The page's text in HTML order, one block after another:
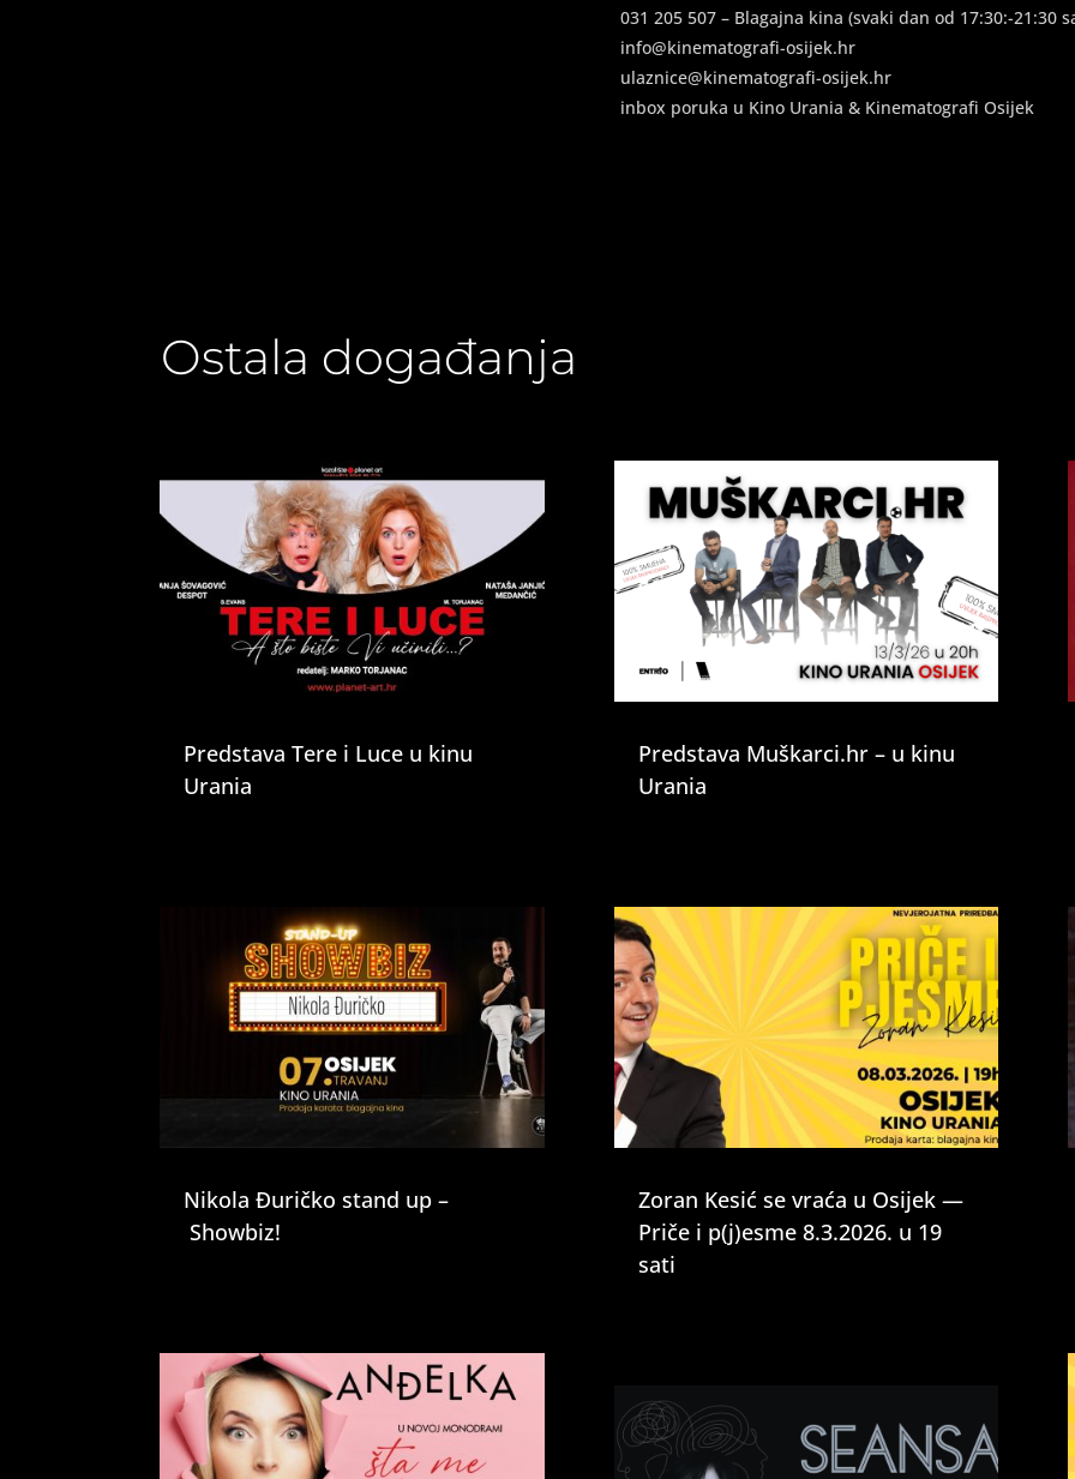
031 205 507 – Blagajna kina (svaki dan od 17:30:-21:30
info@kinematografi-osijek.hr
ulaznice@kinematografi-osijek.hr
inbox poruka u Kino Urania & Kinematografi Osijek
Ostala događanja
Predstava Tere i Luce u kinu
Urania
Nikola Đuričko stand up –
Showbiz!
Predstava Muškarci.hr – u kinu
Urania
Zoran Kesić se vraća u Osijek —
Priče i p(j)esme 8.3.2026. u 19
sati